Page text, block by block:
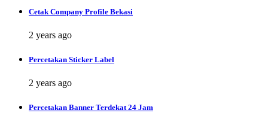
Cetak Company Profile Bekasi
2 years ago
Percetakan Sticker Label
2 years ago
Percetakan Banner Terdekat 24 Jam